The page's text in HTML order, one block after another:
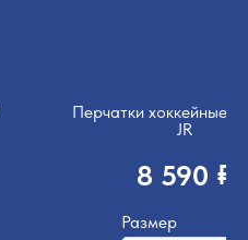
Перчатки хоккейные
JR
8 590 ₽
Размер